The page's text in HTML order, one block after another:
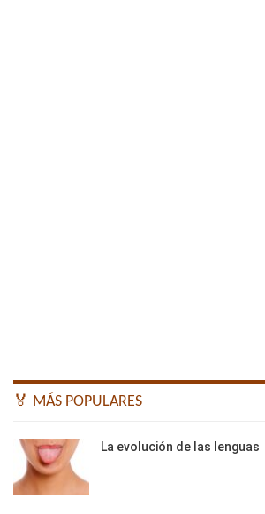
🏅 MÁS POPULARES
La evolución de las lenguas